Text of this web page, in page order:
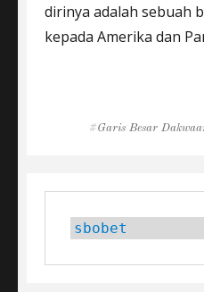
dirinya adalah sebuah
kepada Amerika dan
Tags
Garis Besar
sbobet